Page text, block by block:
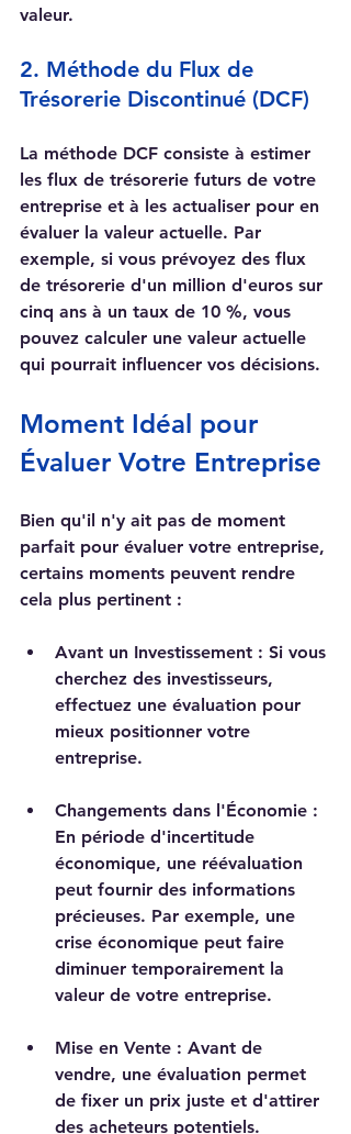
valeur.
2. Méthode du Flux de
Trésorerie Discontinué (DCF)
La méthode DCF consiste à estimer
les flux de trésorerie futurs de votre
entreprise et à les actualiser pour en
évaluer la valeur actuelle. Par
exemple, si vous prévoyez des flux
de trésorerie d'un million d'euros sur
cinq ans à un taux de 10 %, vous
pouvez calculer une valeur actuelle
qui pourrait influencer vos décisions.
Moment Idéal pour
Évaluer Votre Entreprise
Bien qu'il n'y ait pas de moment
parfait pour évaluer votre entreprise,
certains moments peuvent rendre
cela plus pertinent :
Avant un Investissement : Si vous
cherchez des investisseurs,
effectuez une évaluation pour
mieux positionner votre
entreprise.
Changements dans l'Économie :
En période d'incertitude
économique, une réévaluation
peut fournir des informations
précieuses. Par exemple, une
crise économique peut faire
diminuer temporairement la
valeur de votre entreprise.
Mise en Vente : Avant de
vendre, une évaluation permet
de fixer un prix juste et d'attirer
des acheteurs potentiels.